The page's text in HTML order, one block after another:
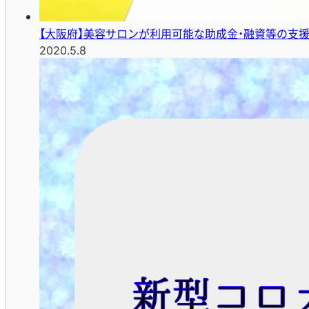
【大阪府】美容サロンが利用可能な助成金・融資等の支
2020.5.8